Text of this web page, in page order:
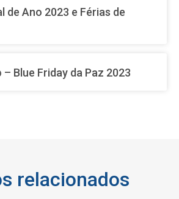
de Ano 2023 e Férias de
Blue Friday da Paz 2023
relacionados